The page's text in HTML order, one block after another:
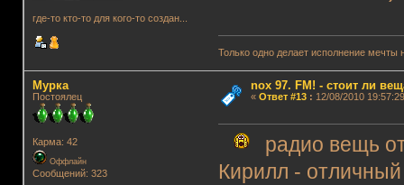
где-то кто-то для кого-то создан...
Только одно делает исполнение
Мурка
Постоялец
Карма: 42
Оффлайн
Сообщений: 323
nox 97. FM! - стоит ли
« Ответ #13: 12/08/2010
радио вещь
Кирилл -